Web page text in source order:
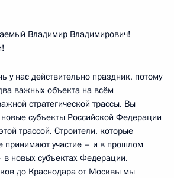
Владимир Владимирович!
у нас действительно праздник, потому
важных объекта на всём
стратегической трассы. Вы
новые субъекты Российской Федерации
трассой. Строители, которые
принимают участие – и в прошлом
в новых субъектах Федерации.
до Краснодара от Москвы мы